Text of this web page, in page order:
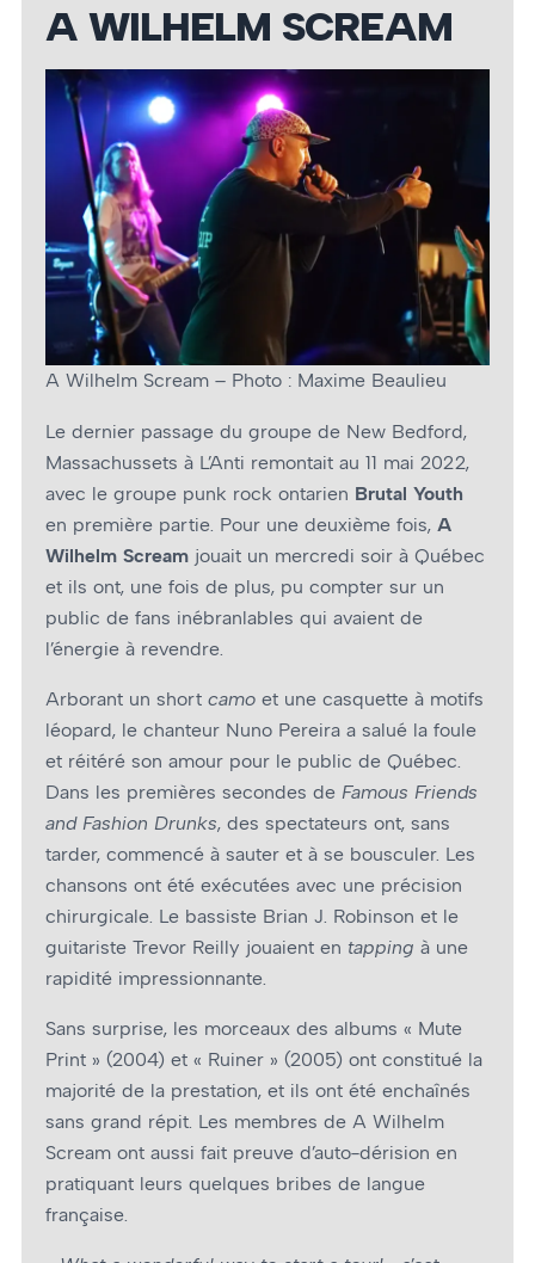
A WILHELM SCREAM
A Wilhelm Scream – Photo : Maxime Beaulieu
Le dernier passage du groupe de New Bedford,
Massachussets à L’Anti remontait au 11 mai 2022,
avec le groupe punk rock ontarien Brutal Youth
en première partie. Pour une deuxième fois, A
Wilhelm Scream jouait un mercredi soir à Québec
et ils ont, une fois de plus, pu compter sur un
public de fans inébranlables qui avaient de
l’énergie à revendre.
Arborant un short camo et une casquette à motifs
léopard, le chanteur Nuno Pereira a salué la foule
et réitéré son amour pour le public de Québec.
Dans les premières secondes de Famous Friends
and Fashion Drunks, des spectateurs ont, sans
tarder, commencé à sauter et à se bousculer. Les
chansons ont été exécutées avec une précision
chirurgicale. Le bassiste Brian J. Robinson et le
guitariste Trevor Reilly jouaient en tapping à une
rapidité impressionnante.
Sans surprise, les morceaux des albums « Mute
Print » (2004) et « Ruiner » (2005) ont constitué la
majorité de la prestation, et ils ont été enchaînés
sans grand répit. Les membres de A Wilhelm
Scream ont aussi fait preuve d’auto-dérision en
pratiquant leurs quelques bribes de langue
française.